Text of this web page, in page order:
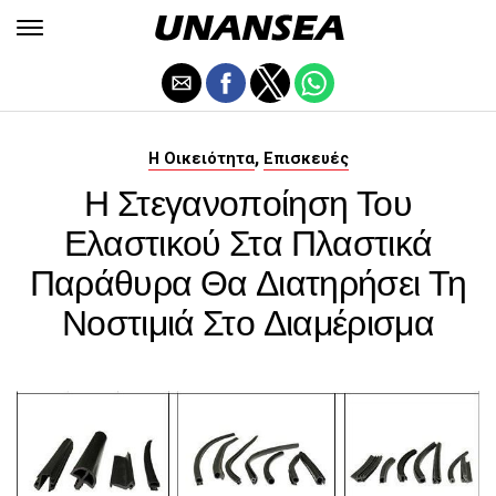
Η Οικειότητα, Επισκευές
Η Στεγανοποίηση Του
Ελαστικού Στα Πλαστικά
Παράθυρα Θα Διατηρήσει Τη
Νοστιμιά Στο Διαμέρισμα